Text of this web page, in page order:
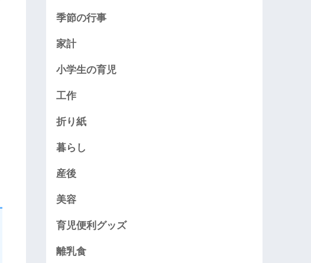
季節の行事
家計
小学生の育児
工作
折り紙
暮らし
産後
美容
育児便利グッズ
離乳食